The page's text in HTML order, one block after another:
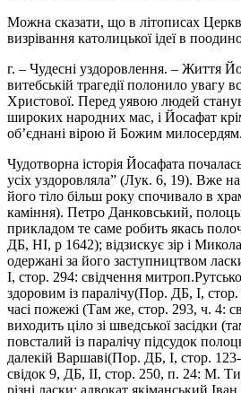
Можна сказати, що в літописах
визрівання католицької ідеї в
г. – Чудесні уздоровлення. – Життя
витебській трагедії полонило
Христової. Перед уявою людей
широких народних мас, і Йосафат
об’єднані вірою й Божим милосердям.
Чудотворна історія Йосафата
усіх уздоровляла” (Лук. 6, 19). Вже
його тіло більш року спочивало в
каміння). Петро Данковський,
прикладом те саме робить якась
ДБ, НІ, р 1642); відзискує зір і
одержані за його заступництвом
І, стор. 294: свідчення
здоровим із паралічу(Пор. ДБ, І,
часі пожежі (Там же, стор. 293, ч. 4:
виходить ціло зі шведської
повсталий із паралічу підсудок
далекій Варшаві(Пор. ДБ, І, стор.
свідок 9, ДБ, II, стор. 250, п. 24: М.
різні ласки: адвокат якіманський